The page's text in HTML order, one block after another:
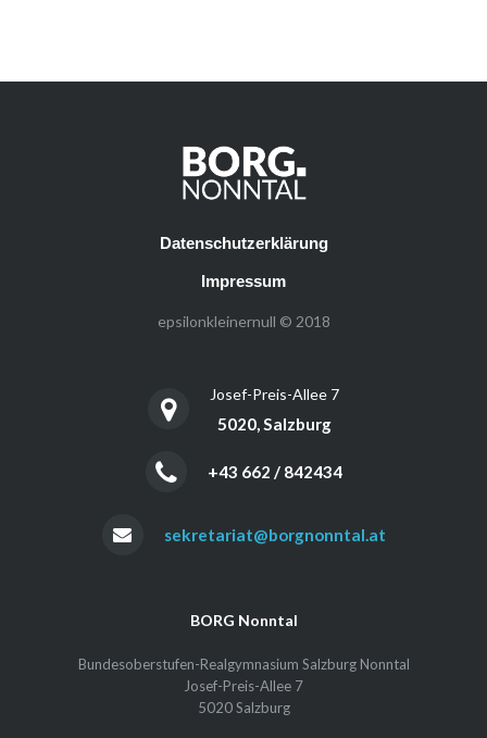
Datenschutzerklärung
Impressum
epsilonkleinernull © 2018
Josef-Preis-Allee 7
5020, Salzburg
+43 662 / 842434
sekretariat@borgnonntal.at
BORG Nonntal
Bundesoberstufen-Realgymnasium Salzburg Nonntal
Josef-Preis-Allee 7
5020 Salzburg